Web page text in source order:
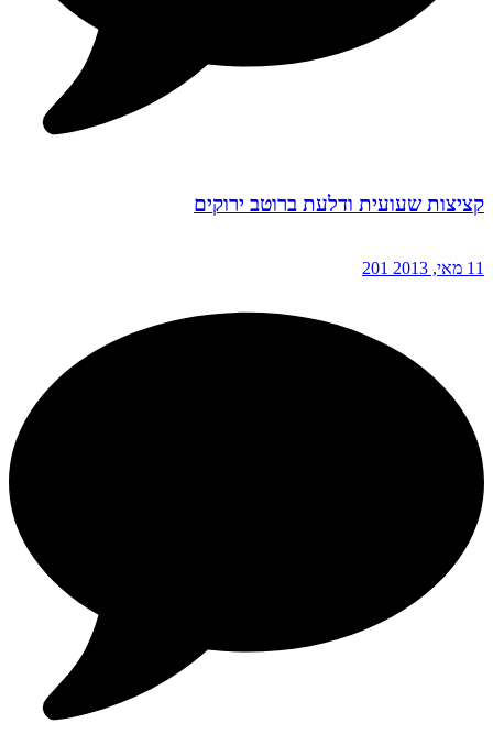
קציצות שעועית ודלעת ברוטב ירוקים
11 מאי, 2013 201